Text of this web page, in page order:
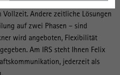
Andere zeitliche Lösungen
auf zwei Phasen – sind
wird angeboten, Flexibilität
Am IRS steht Ihnen Felix
jederzeit als